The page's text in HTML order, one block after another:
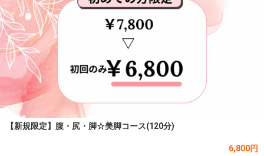
【新規限定】腹・尻・脚☆美脚コース(120分)
6,800円